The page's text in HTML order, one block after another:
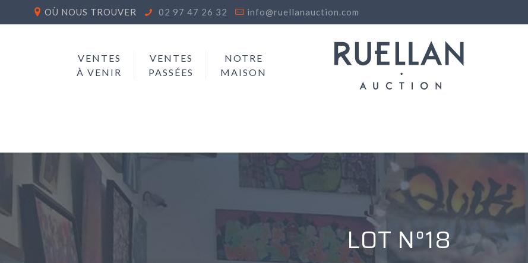
OÙ NOUS TROUVER 02 97 47 26 32 info@ruellanauction.com
VENTES
À VENIR
VENTES
PASSÉES
NOTRE
MAISON
LOT N°18